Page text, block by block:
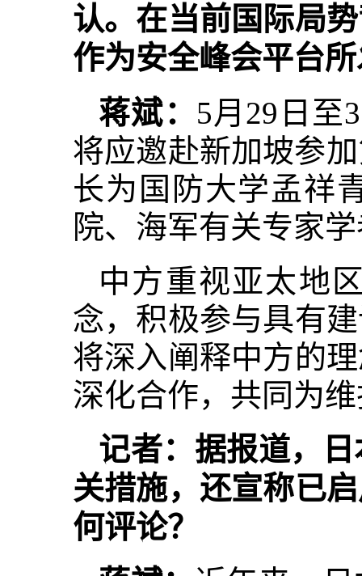
认。在当前国际局
作为安全峰会平台
蒋斌： 5月29日至
将应邀赴新加坡参
长为国防大学孟祥
院、海军有关专家
中方重视亚太地
念，积极参与具有
将深入阐释中方的
深化合作，共同为
记者：据报道，
关措施，还宣称已
何评论？